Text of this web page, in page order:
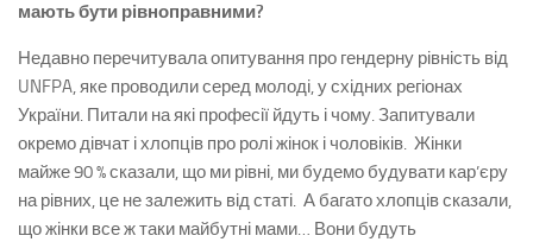
мають бути рівноправними?
Недавно перечитувала опитування про гендерну рівність від
UNFPA, яке проводили серед молоді, у східних регіонах
України. Питали на які професії йдуть і чому. Запитували
окремо дівчат і хлопців про ролі жінок і чоловіків. Жінки
майже 90 % сказали, що ми рівні, ми будемо будувати кар’єру
на рівних, це не залежить від статі. А багато хлопців сказали,
що жінки все ж таки майбутні мами… Вони будуть